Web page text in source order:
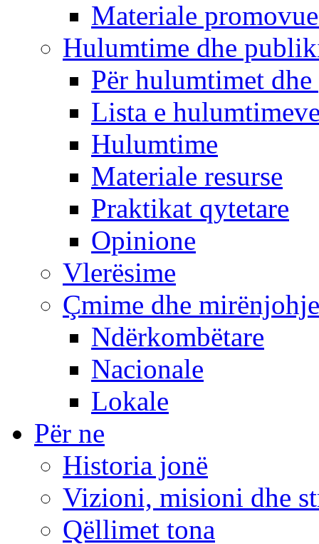
Materiale
Hulumtime dhe
Për hulumtimet
Lista e
Hulumtime
Materiale resurse
Praktikat qytetare
Opinione
Vlerësime
Çmime dhe mirënjohje
Ndërkombëtare
Nacionale
Lokale
Për ne
Historia jonë
Vizioni, misioni dhe
Qëllimet tona